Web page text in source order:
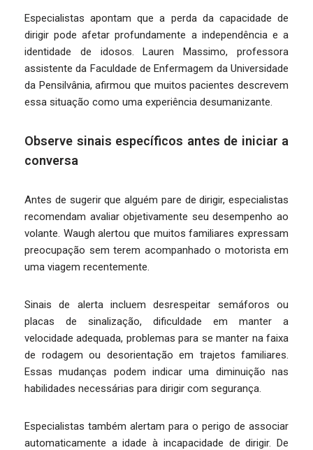
Especialistas apontam que a perda da capacidade de
dirigir pode afetar profundamente a independência e a
identidade de idosos. Lauren Massimo, professora
assistente da Faculdade de Enfermagem da Universidade
da Pensilvânia, afirmou que muitos pacientes descrevem
essa situação como uma experiência desumanizante.
Observe sinais específicos antes de iniciar a
conversa
Antes de sugerir que alguém pare de dirigir, especialistas
recomendam avaliar objetivamente seu desempenho ao
volante. Waugh alertou que muitos familiares expressam
preocupação sem terem acompanhado o motorista em
uma viagem recentemente.
Sinais de alerta incluem desrespeitar semáforos ou
placas de sinalização, dificuldade em manter a
velocidade adequada, problemas para se manter na faixa
de rodagem ou desorientação em trajetos familiares.
Essas mudanças podem indicar uma diminuição nas
habilidades necessárias para dirigir com segurança.
Especialistas também alertam para o perigo de associar
automaticamente a idade à incapacidade de dirigir. De